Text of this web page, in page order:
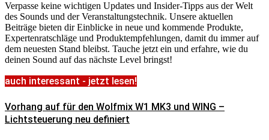
Verpasse keine wichtigen Updates und Insider-Tipps aus der Welt
des Sounds und der Veranstaltungstechnik. Unsere aktuellen
Beiträge bieten dir Einblicke in neue und kommende Produkte,
Expertenratschläge und Produktempfehlungen, damit du immer auf
dem neuesten Stand bleibst. Tauche jetzt ein und erfahre, wie du
deinen Sound auf das nächste Level bringst!
auch interessant - jetzt lesen!
Vorhang auf für den Wolfmix W1 MK3 und WING –
Lichtsteuerung neu definiert